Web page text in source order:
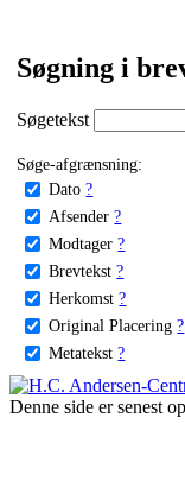
Søgning i
Søgetekst
Søge-afgrænsning:
Dato ?
Afsender ?
Modtager ?
Brevtekst ?
Herkomst ?
Original Placering ?
Metatekst ?
Denne side er senest